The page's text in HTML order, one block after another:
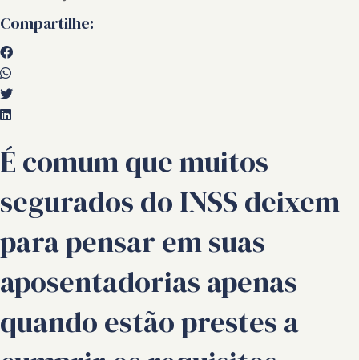
Compartilhe:
É comum que muitos
segurados do INSS deixem
para pensar em suas
aposentadorias apenas
quando estão prestes a